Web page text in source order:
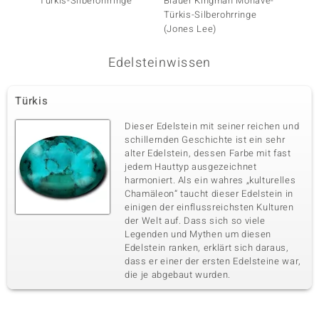
Türkis-Silberohrringe
(Jones Lee)
Edelsteinwissen
Türkis
Dieser Edelstein mit seiner reichen und
schillernden Geschichte ist ein sehr
alter Edelstein, dessen Farbe mit fast
jedem Hauttyp ausgezeichnet
harmoniert. Als ein wahres „kulturelles
Chamäleon“ taucht dieser Edelstein in
einigen der einflussreichsten Kulturen
der Welt auf. Dass sich so viele
Legenden und Mythen um diesen
Edelstein ranken, erklärt sich daraus,
dass er einer der ersten Edelsteine war,
die je abgebaut wurden.